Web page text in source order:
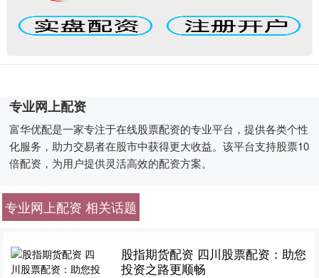
专业网上配资
富华优配是一家专注于在线股票配资的专业平台，提供各类个性
化服务，助力交易者在股市中获得更大收益。该平台支持股票10
倍配资，为用户提供灵活高效的配资方案。
专业网上配资 相关话题
股指期货配资 四川股票配资：助您
投资之路更顺畅